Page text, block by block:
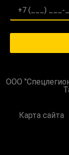
ООО
Карта сайта